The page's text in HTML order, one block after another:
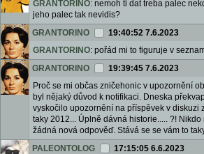
GRANTORINO: nemoh ti dat treba palec
jeho palec tak nevidis?
GRANTORINO
19:40:52 7.6.2023
GRANTORINO: pořád mi to figuruje v
GRANTORINO
19:39:45 7.6.2023
Proč se mi občas zničehonic v upozornění
byl nějaký důvod k notifikaci. Dneska
vyskočilo upozornění na příspěvek v diskuzi
taky 2012... Úplně dávná historie..... ?!
žádná nová odpověď. Stává se se vám to
PALEONTOLOG
17:15:05 6.6.2023